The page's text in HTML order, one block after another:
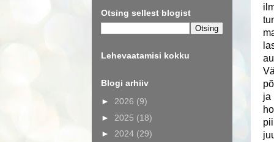
ja
Otsing sellest blogist
Lehevaatamisi kokku
Blogi arhiiv
► 2026 (9)
► 2025 (18)
► 2024 (29)